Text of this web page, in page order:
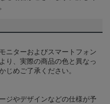
ニターおよびスマートフォン
り、実際の商品の色と異なっ
じめご了承ください。
ジやデザインなどの仕様が予